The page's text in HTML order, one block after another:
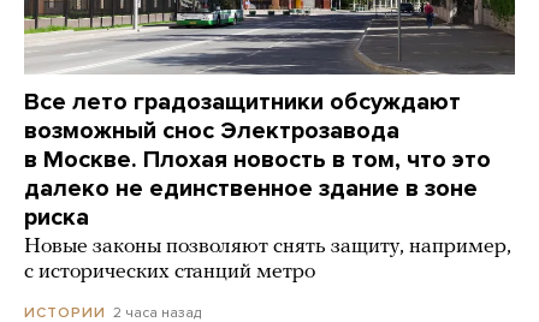
Все лето градозащитники обсуждают
возможный снос Электрозавода
в Москве. Плохая новость в том, что это
далеко не единственное здание в зоне
риска
Новые законы позволяют снять защиту, например,
с исторических станций метро
ИСТОРИИ 2 часа назад